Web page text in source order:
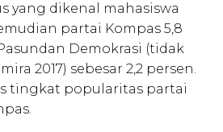
yang dikenal mahasiswa
partai Kompas 5,8
Demokrasi (tidak
2017) sebesar 2,2 persen.
tingkat popularitas partai